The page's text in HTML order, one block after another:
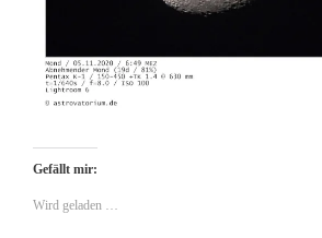
Gefällt mir:
Wird geladen …